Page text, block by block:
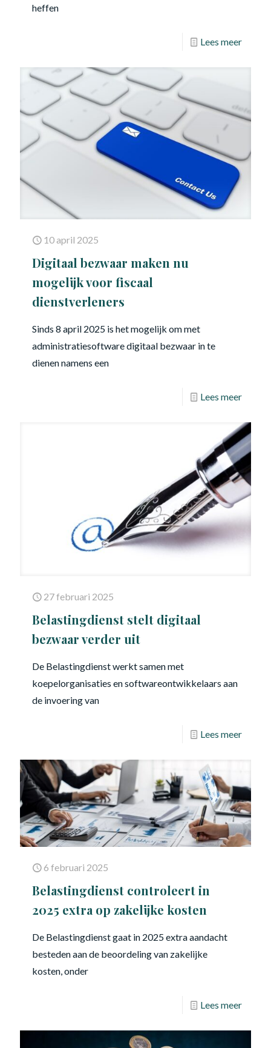
heffen
Lees meer
10 april 2025
Digitaal bezwaar maken nu
mogelijk voor fiscaal
dienstverleners
Sinds 8 april 2025 is het mogelijk om met
administratiesoftware digitaal bezwaar in te
dienen namens een
Lees meer
27 februari 2025
Belastingdienst stelt digitaal
bezwaar verder uit
De Belastingdienst werkt samen met
koepelorganisaties en softwareontwikkelaars aan
de invoering van
Lees meer
6 februari 2025
Belastingdienst controleert in
2025 extra op zakelijke kosten
De Belastingdienst gaat in 2025 extra aandacht
besteden aan de beoordeling van zakelijke
kosten, onder
Lees meer